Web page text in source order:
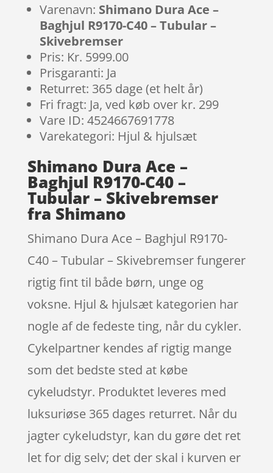
Varenavn: Shimano Dura Ace –
Baghjul R9170-C40 – Tubular –
Skivebremser
Pris: Kr. 5999.00
Prisgaranti: Ja
Returret: 365 dage (et helt år)
Fri fragt: Ja, ved køb over kr. 299
Vare ID: 4524667691778
Varekategori: Hjul & hjulsæt
Shimano Dura Ace –
Baghjul R9170-C40 –
Tubular – Skivebremser
fra Shimano
Shimano Dura Ace – Baghjul R9170-
C40 – Tubular – Skivebremser fungerer
rigtig fint til både børn, unge og
voksne. Hjul & hjulsæt kategorien har
nogle af de fedeste ting, når du cykler.
Cykelpartner kendes af rigtig mange
som det bedste sted at købe
cykeludstyr. Produktet leveres med
luksuriøse 365 dages returret. Når du
jagter cykeludstyr, kan du gøre det ret
let for dig selv; det der skal i kurven er